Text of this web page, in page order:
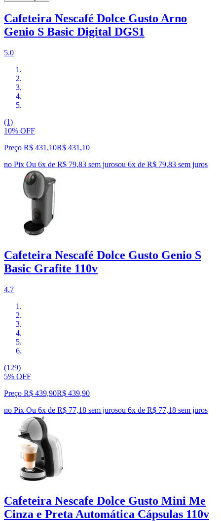
Cafeteira Nescafé Dolce Gusto Arno
Genio S Basic Digital DGS1
5.0
(1)
10% OFF
Preço R$ 431,10R$ 431 ,10
no Pix Ou 6x de R$ 79,83 sem jurosou 6x de R$ 79,83 sem juros
Cafeteira Nescafé Dolce Gusto Genio S
Basic Grafite 110v
4.7
(129)
5% OFF
Preço R$ 439,90R$ 439,90
no Pix Ou 6x de R$ 77,18 sem jurosou 6x de R$ 77,18 sem juros
Cafeteira Nescafe Dolce Gusto Mini Me
Cinza e Preta Automática Cápsulas 110v